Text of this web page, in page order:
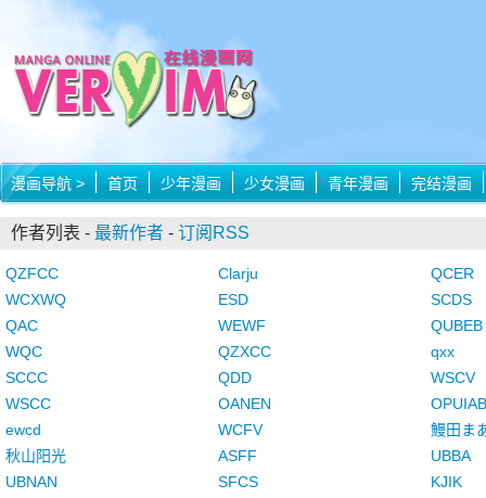
漫画导航 > 首页 少年漫画 少女漫画 青年漫画 完结漫画
作者列表 - 最新作者 - 订阅RSS
QZFCC Clarju
QCER
WCXWQ
ESD
SCDS
QAC
WEWF
QUBEB
WQC
QZXCC
qxx
SCCC
QDD
WSCV
WSCC
OANEN
OPUIAB
ewcd
WCFV
鰻田ま
秋山阳光
ASFF
UBBA
UBNAN
SFCS
KJIK